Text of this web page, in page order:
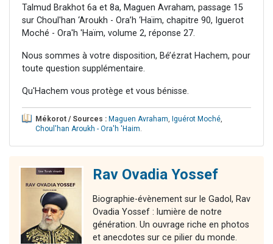
Talmud Brakhot 6a et 8a, Maguen Avraham, passage 15
sur Choul'han ‘Aroukh - Ora’h ‘Haïm, chapitre 90, Iguerot
Moché - Ora'h 'Haïm, volume 2, réponse 27.
Nous sommes à votre disposition, Bé’ézrat Hachem, pour
toute question supplémentaire.
Qu'Hachem vous protège et vous bénisse.
Mékorot / Sources : Maguen Avraham, Iguérot Moché,
Choul'han Aroukh - Ora'h 'Haim.
Rav Ovadia Yossef
Biographie-évènement sur le Gadol, Rav
Ovadia Yossef : lumière de notre
génération. Un ouvrage riche en photos
et anecdotes sur ce pilier du monde.